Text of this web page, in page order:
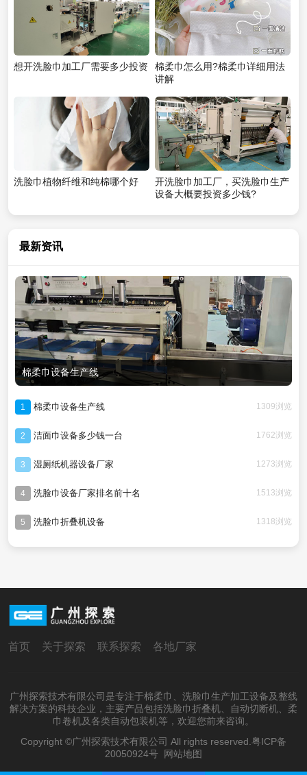
想开洗脸巾加工厂需要多少投资
棉柔巾怎么用?棉柔巾详细用法
讲解
洗脸巾植物纤维和纯棉哪个好
开洗脸巾加工厂，买洗脸巾生产
设备大概要投资多少钱?
最新资讯
棉柔巾设备生产线
1 棉柔巾设备生产线 1309浏览
2 洁面巾设备多少钱一台 1762浏览
3 湿厕纸机器设备厂家 1273浏览
4 洗脸巾设备厂家排名前十名 1513浏览
5 洗脸巾折叠机设备 1318浏览
首页 关于探索 联系探索 各地厂家
广州探索技术有限公司是专注于棉柔巾、洗脸巾生产加工设备及整线
解决方案的科技企业，主要产品包括洗脸巾折叠机、自动切断机、柔
巾卷机及各类自动包装机等，欢迎您前来咨询。
Copyright ©广州探索技术有限公司 All rights reserved. 粤ICP备
20050924号
网站地图